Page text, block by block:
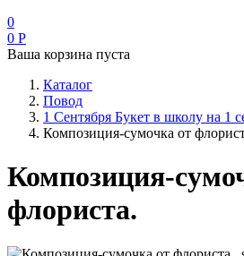
0
0 Р
Ваша корзина пуста
Каталог
Повод
1 Сентября Букет в школу на 1
Композиция-сумочка от
Композиция-
флориста.